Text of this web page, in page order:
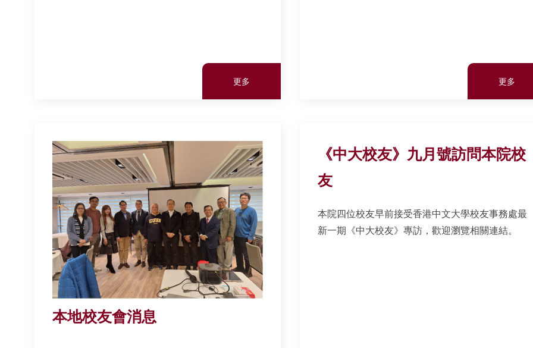
更多 更多
本地校友會消息
《中大校友》九月號訪問本院校
友
本院四位校友早前接受香港中文大學校友事務處最
新一期《中大校友》專訪，歡迎瀏覽相關連結。